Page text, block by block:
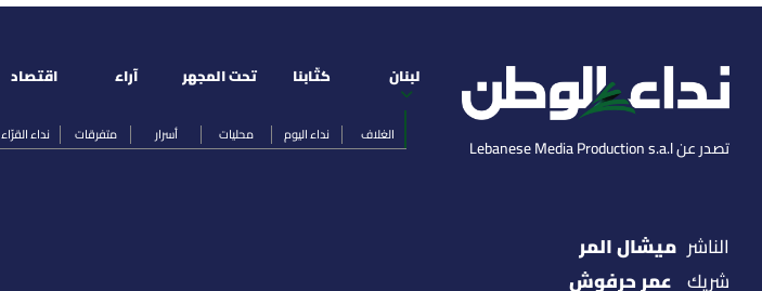
تصدر عن Lebanese Media Production s.a.l
لبنان
الغلاف نداء اليوم محليات أسرار متفرقات نداء القرّاء
كتّابنا تحت المجهر آراء اقتصاد
الناشر ميشال المر
شريك عمر حرفوش